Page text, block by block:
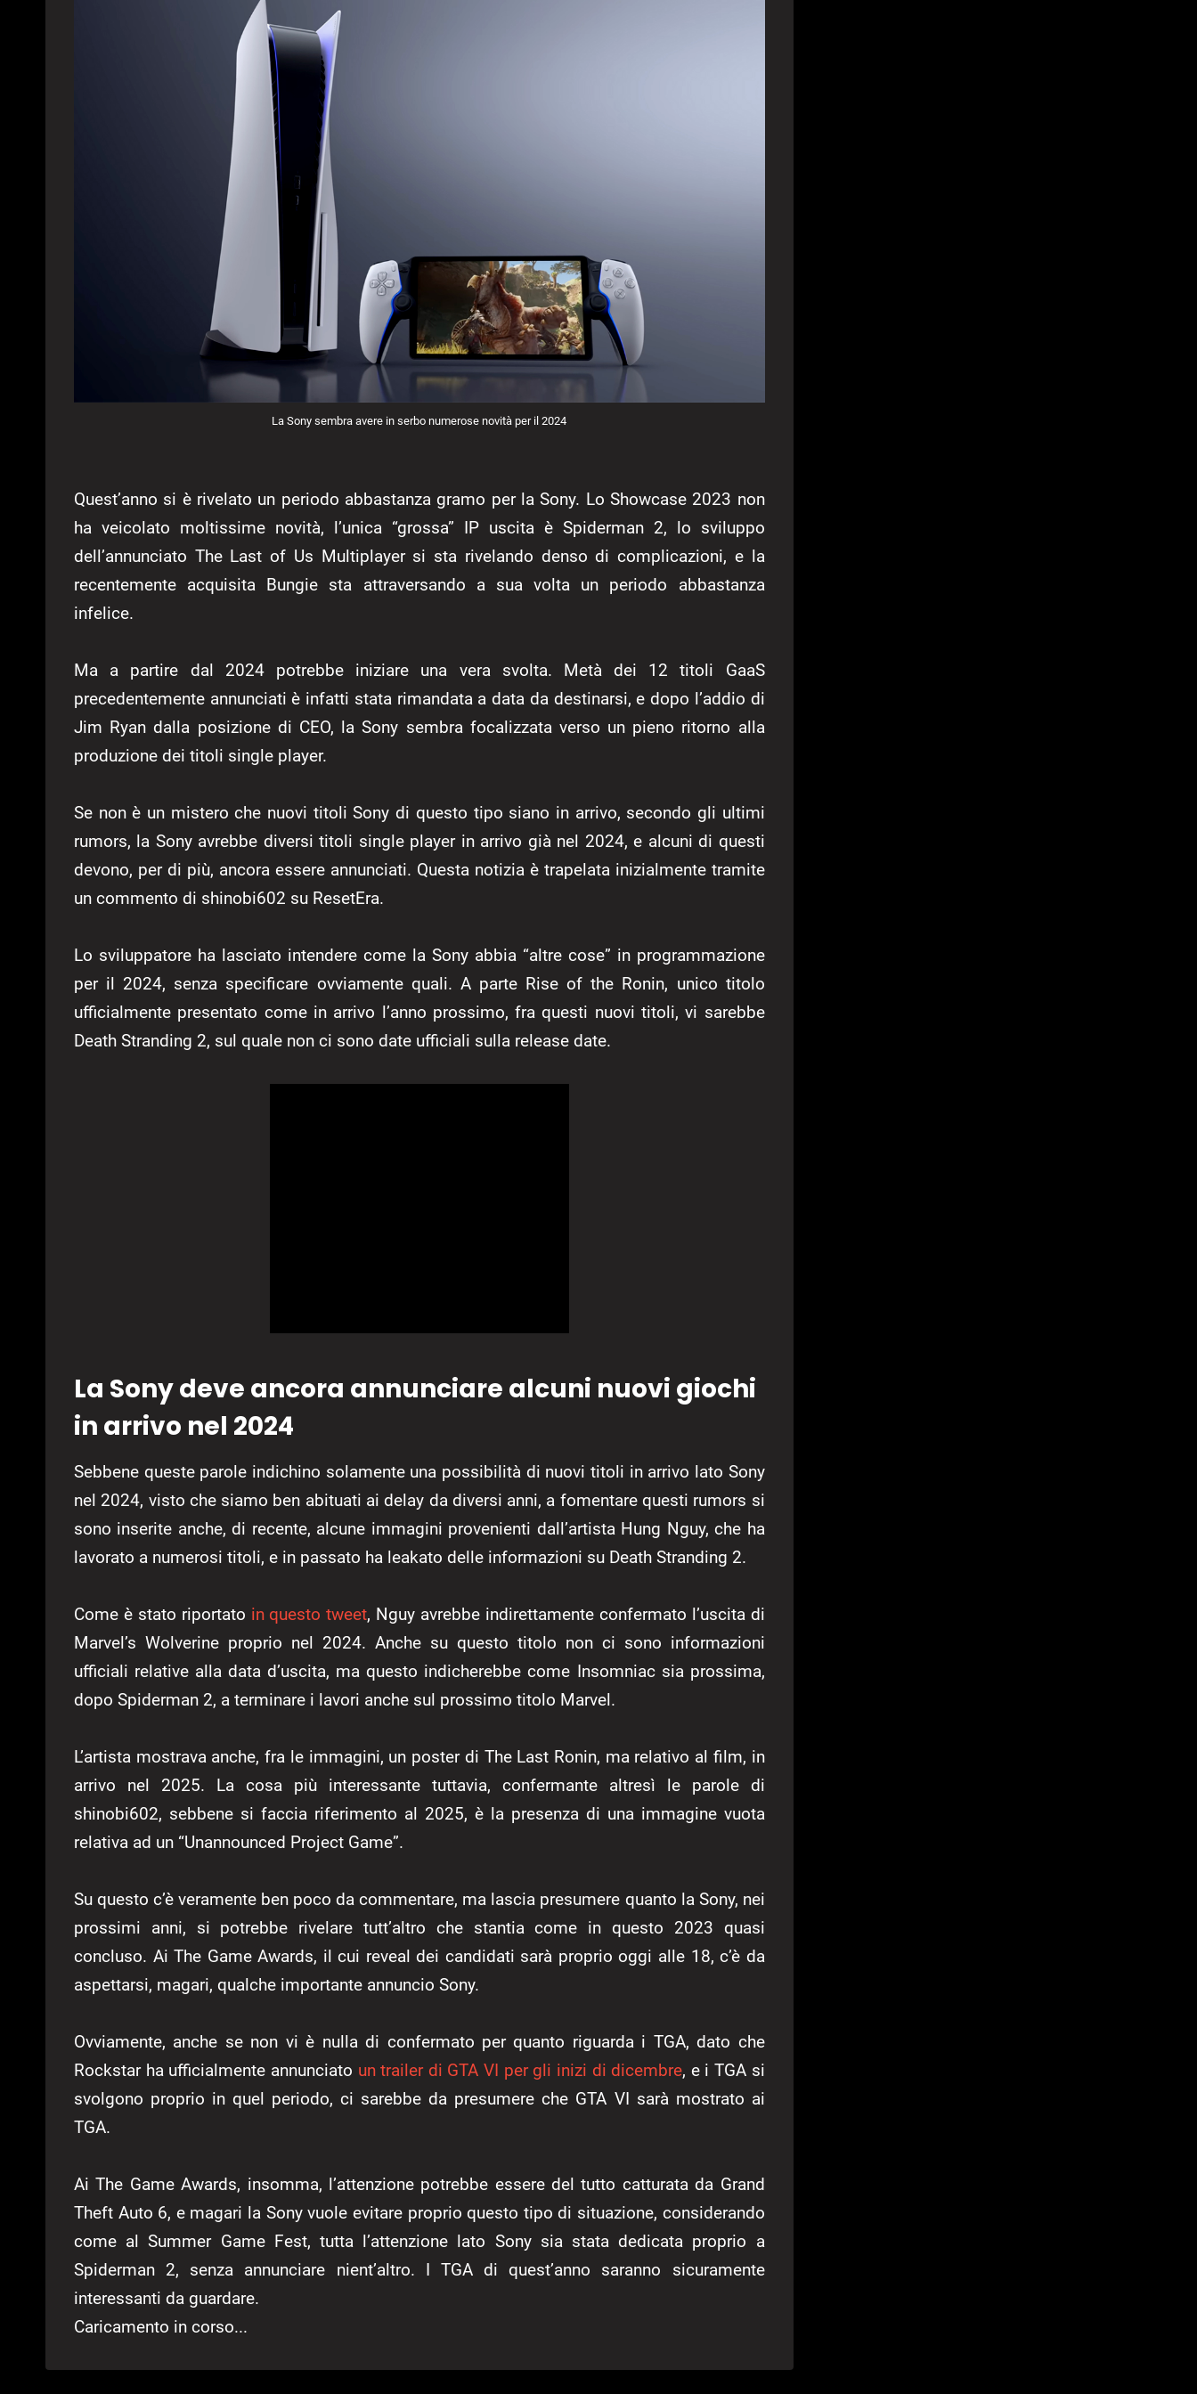
La Sony sembra avere in serbo numerose novità per il 2024
Quest’anno si è rivelato un periodo abbastanza gramo per la Sony. Lo Showcase 2023 non
ha veicolato moltissime novità, l’unica “grossa” IP uscita è Spiderman 2, lo sviluppo
dell’annunciato The Last of Us Multiplayer si sta rivelando denso di complicazioni, e la
recentemente acquisita Bungie sta attraversando a sua volta un periodo abbastanza
infelice.
Ma a partire dal 2024 potrebbe iniziare una vera svolta. Metà dei 12 titoli GaaS
precedentemente annunciati è infatti stata rimandata a data da destinarsi, e dopo l’addio di
Jim Ryan dalla posizione di CEO, la Sony sembra focalizzata verso un pieno ritorno alla
produzione dei titoli single player.
Se non è un mistero che nuovi titoli Sony di questo tipo siano in arrivo, secondo gli ultimi
rumors, la Sony avrebbe diversi titoli single player in arrivo già nel 2024, e alcuni di questi
devono, per di più, ancora essere annunciati. Questa notizia è trapelata inizialmente tramite
un commento di shinobi602 su ResetEra.
Lo sviluppatore ha lasciato intendere come la Sony abbia “altre cose” in programmazione
per il 2024, senza specificare ovviamente quali. A parte Rise of the Ronin, unico titolo
ufficialmente presentato come in arrivo l’anno prossimo, fra questi nuovi titoli, vi sarebbe
Death Stranding 2, sul quale non ci sono date ufficiali sulla release date.
La Sony deve ancora annunciare alcuni nuovi giochi
in arrivo nel 2024
Sebbene queste parole indichino solamente una possibilità di nuovi titoli in arrivo lato Sony
nel 2024, visto che siamo ben abituati ai delay da diversi anni, a fomentare questi rumors si
sono inserite anche, di recente, alcune immagini provenienti dall’artista Hung Nguy, che ha
lavorato a numerosi titoli, e in passato ha leakato delle informazioni su Death Stranding 2.
Come è stato riportato in questo tweet, Nguy avrebbe indirettamente confermato l’uscita di
Marvel’s Wolverine proprio nel 2024. Anche su questo titolo non ci sono informazioni
ufficiali relative alla data d’uscita, ma questo indicherebbe come Insomniac sia prossima,
dopo Spiderman 2, a terminare i lavori anche sul prossimo titolo Marvel.
L’artista mostrava anche, fra le immagini, un poster di The Last Ronin, ma relativo al film, in
arrivo nel 2025. La cosa più interessante tuttavia, confermante altresì le parole di
shinobi602, sebbene si faccia riferimento al 2025, è la presenza di una immagine vuota
relativa ad un “Unannounced Project Game”.
Su questo c’è veramente ben poco da commentare, ma lascia presumere quanto la Sony, nei
prossimi anni, si potrebbe rivelare tutt’altro che stantia come in questo 2023 quasi
concluso. Ai The Game Awards, il cui reveal dei candidati sarà proprio oggi alle 18, c’è da
aspettarsi, magari, qualche importante annuncio Sony.
Ovviamente, anche se non vi è nulla di confermato per quanto riguarda i TGA, dato che
Rockstar ha ufficialmente annunciato un trailer di GTA VI per gli inizi di dicembre, e i TGA si
svolgono proprio in quel periodo, ci sarebbe da presumere che GTA VI sarà mostrato ai
TGA.
Ai The Game Awards, insomma, l’attenzione potrebbe essere del tutto catturata da Grand
Theft Auto 6, e magari la Sony vuole evitare proprio questo tipo di situazione, considerando
come al Summer Game Fest, tutta l’attenzione lato Sony sia stata dedicata proprio a
Spiderman 2, senza annunciare nient’altro. I TGA di quest’anno saranno sicuramente
interessanti da guardare.
Caricamento in corso...